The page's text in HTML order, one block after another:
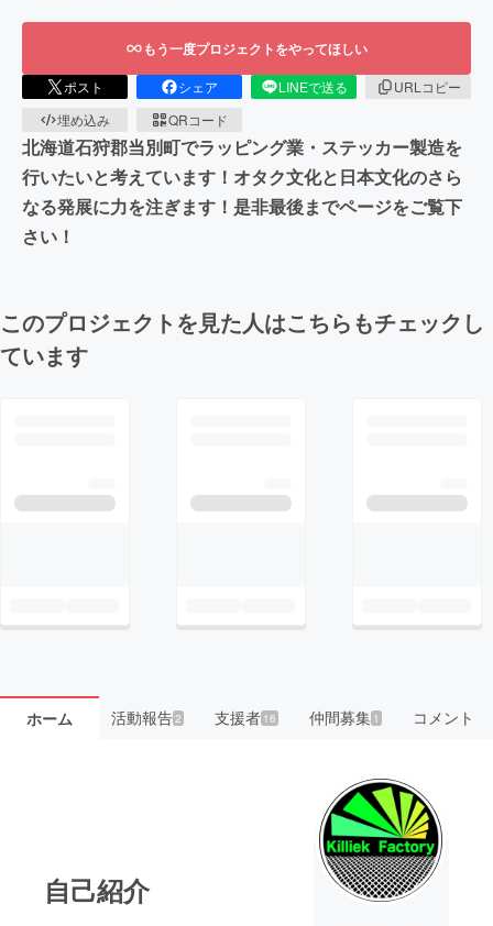
もう一度プロジェクトをやってほしい
ポスト シェア LINEで送る
URLコピー
埋め込み
QRコード
北海道石狩郡当別町でラッピング業・ステッカー製造を
行いたいと考えています！オタク文化と日本文化のさら
なる発展に力を注ぎます！是非最後までページをご覧下
さい！
このプロジェクトを見た人はこちらもチェックし
ています
ホーム 活動報告2 支援者 16 仲間募集 1 コメント
自己紹介